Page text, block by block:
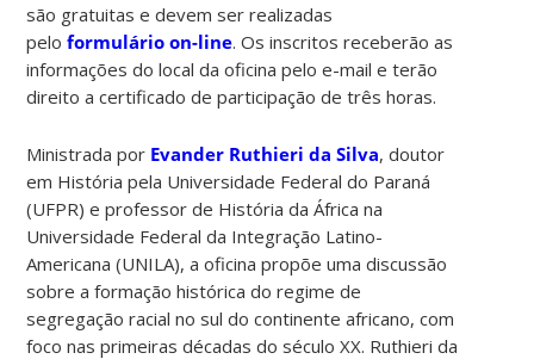
são gratuitas e devem ser realizadas
peloformulário on-line. Os inscritos receberão as
informações do local da oficina pelo e-mail e terão
direito a certificado de participação de três horas.
Ministrada por Evander Ruthieri da Silva, doutor
em História pela Universidade Federal do Paraná
(UFPR) e professor de História da África na
Universidade Federal da Integração Latino-
Americana (UNILA), a oficina propõe uma discussão
sobre a formação histórica do regime de
segregação racial no sul do continente africano, com
foco nas primeiras décadas do século XX. Ruthieri da